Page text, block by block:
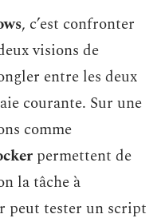
, c’est confronter
visions de
entre les deux
courante. Sur une
comme
permettent de
la tâche à
peut tester un script